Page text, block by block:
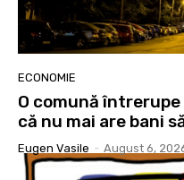
ECONOMIE
O comună
că nu mai are bani
Eugen Vasile - August 6,